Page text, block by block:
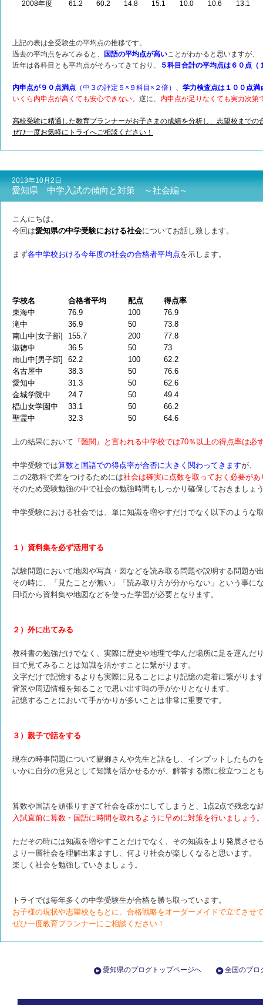
2008年度 61.2 60.2 14.8 15.1 10.0 10.6 13.1
上記の表は全受験生の平均点の推移です。
過去の平均点をみてみると、
国語の平均点が高いことがわかると思いますが、
近年は各科目とも平均点がそろってきており、
５科目合計の平均点は６０点（
内申点が９０点満点 （中３の評定５×９科目×２倍） 、 学力検査点は１００点満
いくら内申点が高くても安心できない、逆に、 内申点が足りなくても実力次第
高校受験に精通した教育プランナーがお子さまの成績を分析し、志望校までの
ぜひ一度お気軽にトライへご相談ください！
2013年10月2日
愛知県 中学入試の傾向と対策 ～社会編～
こんにちは。
今回は愛知県の中学受験における社会についてお話し致します。
まず各中学校おける今年度の社会の合格者平均点を示します。
学校名 合格者平均 配点
得点率
東海中
76.9 100
76.9
滝中
36.9 50
73.8
南山中[女子部]
155.7 200
77.8
淑徳中
36.5 50
73
南山中[男子部]
62.2 100
62.2
名古屋中
38.3 50
76.6
愛知中
31.3 50
62.6
金城学院中
24.7 50
49.4
椙山女学園中
33.1 50
66.2
聖霊中
32.3 50 64.6
上の結果において 『難関』と言われる中学校では70％以上の得点率は必
中学受験では算数と国語での得点率が合否に大きく関わってきますが、
この2教科で差をつけるためには社会は確実に点数を取っておく必要があ
そのため受験勉強の中で社会の勉強時間もしっかり確保しておきましょ
中学受験における社会では、単に知識を増やすだけでなく以下のような
１）資料集を必ず活用する
試験問題において地図や写真・図などを読み取る問題や説明する問題が
その時に、「見たことが無い」「読み取り方が分からない」という事に
日頃から資料集や地図などを使った学習が必要となります。
２）外に出てみる
教科書の勉強だけでなく、実際に歴史や地理で学んだ場所に足を運んだ
目で見てみることは知識を活かすことに繋がります。
文字だけで記憶するよりも実際に見ることにより記憶の定着に繋がりま
背景や周辺情報を知ることで思い出す時の手がかりとなります。
記憶することにおいて手がかりが多いことは非常に重要です。
３）親子で話をする
現在の時事問題について親御さんや先生と話をし、インプットしたもの
いかに自分の意見として知識を活かせるかが、解答する際に役立つこと
算数や国語を頑張りすぎて社会を疎かにしてしまうと、1点2点で残念な
入試直前に算数・国語に時間を取れるように早めに対策を行いましょう
ただその時には知識を増やすことだけでなく、その知識をより発展させ
より一層社会を理解出来ますし、何より社会が楽しくなると思います。
楽しく社会を勉強していきましょう。
トライでは毎年多くの中学受験生が合格を勝ち取っています。
お子様の現状や志望校をもとに、合格戦略をオーダーメイドで立てさせ
ぜひ一度教育プランナーにご相談ください！
愛知県のブログトップページへ 全国のブロ